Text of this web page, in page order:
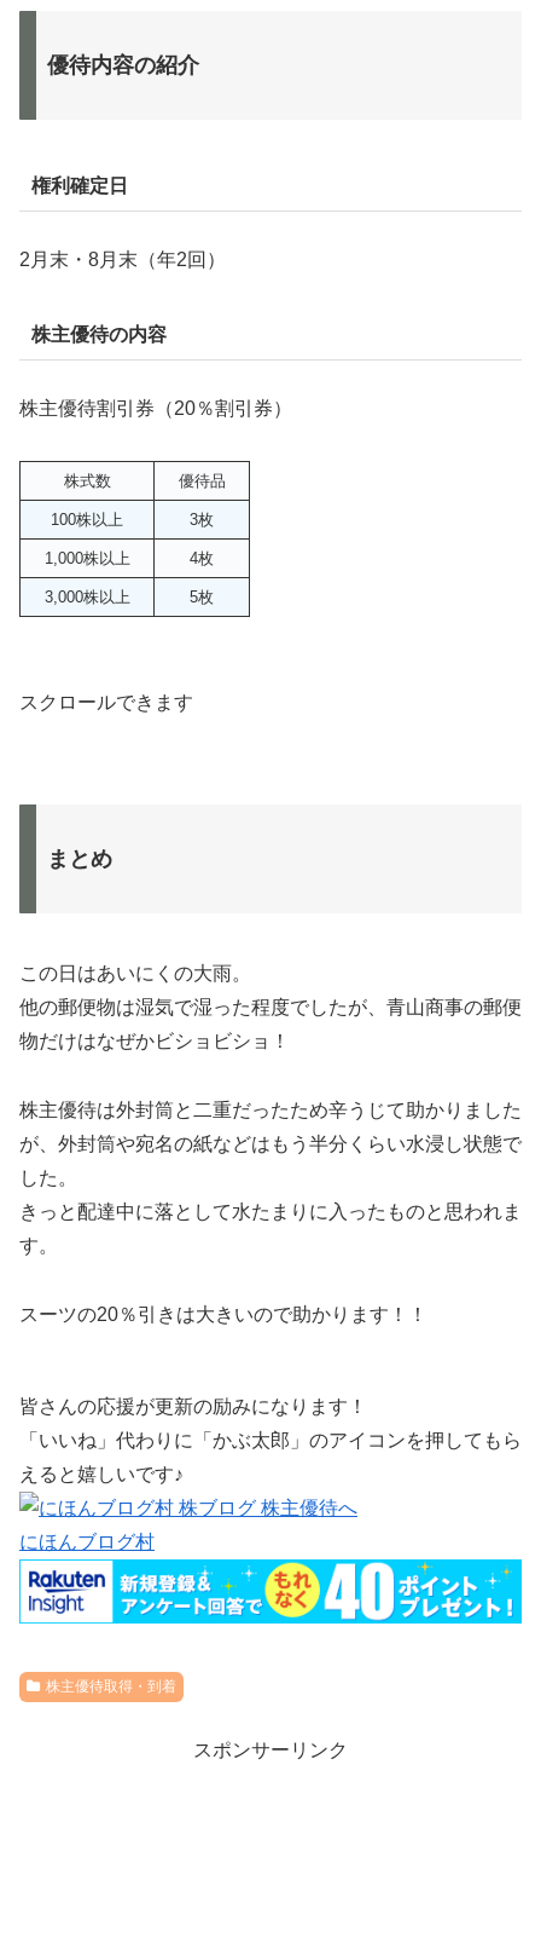
優待内容の紹介
権利確定日
2月末・8月末（年2回）
株主優待の内容
株主優待割引券（20％割引券）
株式数 優待品
100株以上 3枚
1,000株以上 4枚
3,000株以上 5枚
スクロールできます
まとめ
この日はあいにくの大雨。
他の郵便物は湿気で湿った程度でしたが、青山商事の郵便
物だけはなぜかビショビショ！
株主優待は外封筒と二重だったため辛うじて助かりました
が、外封筒や宛名の紙などはもう半分くらい水浸し状態で
した。
きっと配達中に落として水たまりに入ったものと思われま
す。
スーツの20％引きは大きいので助かります！！
皆さんの応援が更新の励みになります！
「いいね」代わりに「かぶ太郎」のアイコンを押してもら
えると嬉しいです♪
にほんブログ村
株主優待取得・到着
スポンサーリンク